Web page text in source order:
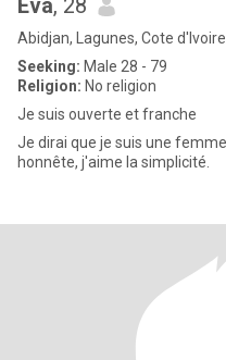
Eva, 28
Abidjan, Lagunes, Cote d'Ivoire
Seeking: Male 28 - 79
Religion: No religion
Je suis ouverte et franche
Je dirai que je suis une femme de cœur avant tout, sincère,
honnête, j'aime la simplicité.